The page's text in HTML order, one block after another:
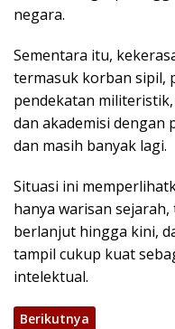
negara.
Sementara itu,
termasuk korban sipil,
pendekatan
dan akademisi dengan
dan masih banyak lagi.
Situasi ini
hanya warisan
berlanjut hingga kini,
tampil cukup kuat
intelektual.
Berikutnya